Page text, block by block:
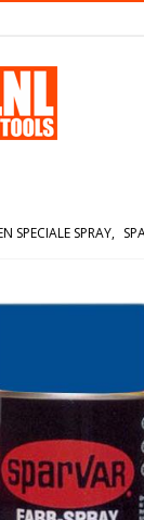
SPECIALE SPRAY,